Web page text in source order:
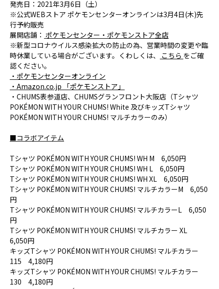
発売日：2021年3月6日（土）
※公式WEBストア ポケモンセンターオンラインは3月4日(木)先
行予約販売
展開店舗： ポケモンセンター・ポケモンストア全店
※新型コロナウイルス感染拡大の防止の為、営業時間の変更や臨
時休業している場合がございます。くわしくは、
こちら をご確
認ください。
・ポケモンセンターオンライン
・Amazon.co.jp 「ポケモンストア」
・CHUMS表参道店、CHUMSグランフロント大阪店（Tシャツ
POKÉMON WITH YOUR CHUMS! White 及びキッズTシャツ
POKÉMON WITH YOUR CHUMS! マルチカラーのみ）
■コラボアイテム
Tシャツ POKÉMON WITH YOUR CHUMS! WH M 6,050円
Tシャツ POKÉMON WITH YOUR CHUMS! WH L 6,050円
Tシャツ POKÉMON WITH YOUR CHUMS! WH XL 6,050円
Tシャツ POKÉMON WITH YOUR CHUMS! マルチカラーM 6,050
円
Tシャツ POKÉMON WITH YOUR CHUMS! マルチカラーL 6,050
円
Tシャツ POKÉMON WITH YOUR CHUMS! マルチカラー XL
6,050円
キッズTシャツ POKÉMON WITH YOUR CHUMS! マルチカラー
115 4,180円
キッズTシャツ POKÉMON WITH YOUR CHUMS! マルチカラー
130 4,180円